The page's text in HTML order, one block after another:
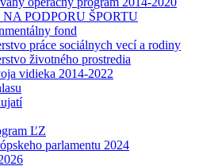
PODPORU ŠPORTU
fond
práce sociálnych vecí a rodiny
životného prostredia
vidieka 2014-2022
ĽZ
parlamentu 2024